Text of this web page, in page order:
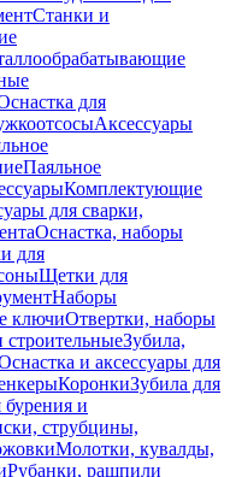
Станки и
для
Аксессуары
Паяльное
Комплектующие
для сварки,
Оснастка, наборы
для
Щетки для
Наборы
ключиОтвертки, наборы
Зубила,
и аксессуары для
КоронкиЗубила для
бурения и
струбцины,
Молотки, кувалды,
Рубанки, рашпили